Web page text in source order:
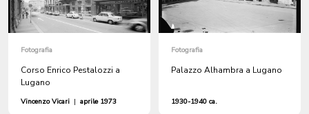
Fotografia
Corso Enrico Pestalozzi a
Lugano
Vincenzo Vicari | aprile 1973
Fotografia
Palazzo Alhambra a Lugano
1930-1940 ca.